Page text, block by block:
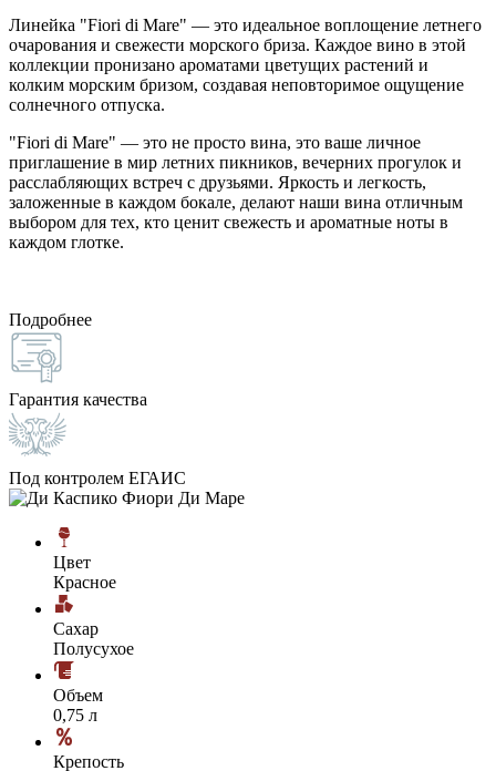
Линейка "Fiori di Mare" — это идеальное воплощение летнего
очарования и свежести морского бриза. Каждое вино в этой
коллекции пронизано ароматами цветущих растений и
колким морским бризом, создавая неповторимое ощущение
солнечного отпуска.
"Fiori di Mare" — это не просто вина, это ваше личное
приглашение в мир летних пикников, вечерних прогулок и
расслабляющих встреч с друзьями. Яркость и легкость,
заложенные в каждом бокале, делают наши вина отличным
выбором для тех, кто ценит свежесть и ароматные ноты в
каждом глотке.
Подробнее
Гарантия качества
Под контролем ЕГАИС
Цвет
Красное
Сахар
Полусухое
Объем
0,75 л
Крепость